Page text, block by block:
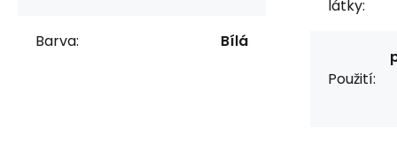
Barva: Bílá
látky:
Použití: